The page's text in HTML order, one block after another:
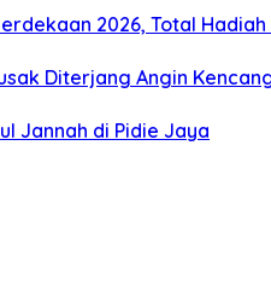
2026, Total
Diterjang Angin
Jannah di Pidie Jaya